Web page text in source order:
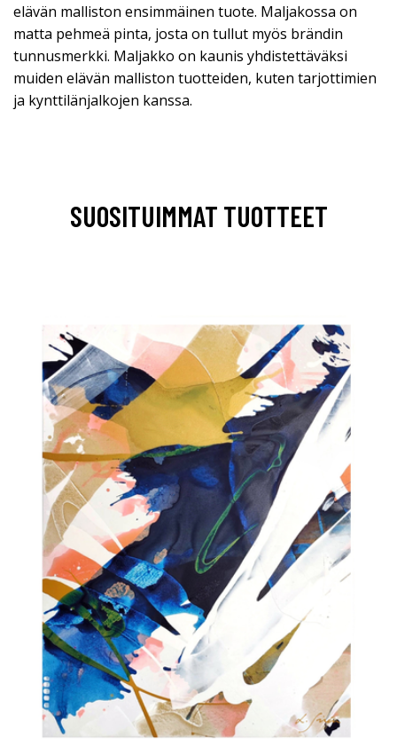
elävän malliston ensimmäinen tuote. Maljakossa on
matta pehmeä pinta, josta on tullut myös brändin
tunnusmerkki. Maljakko on kaunis yhdistettäväksi
muiden elävän malliston tuotteiden, kuten tarjottimien
ja kynttilänjalkojen kanssa.
SUOSITUIMMAT TUOTTEET